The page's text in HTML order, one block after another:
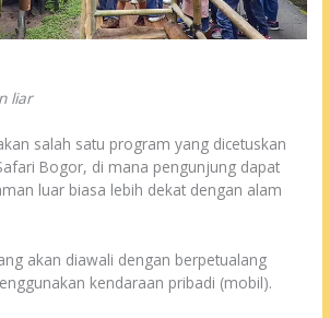
liar
salah satu program yang dicetuskan
Bogor, di mana pengunjung dapat
luar biasa lebih dekat dengan alam
akan diawali dengan berpetualang
kendaraan pribadi (mobil).